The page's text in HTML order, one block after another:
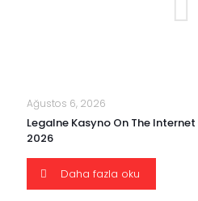
Ağustos 6, 2026
Legalne Kasyno On The
2026
Daha fazla oku